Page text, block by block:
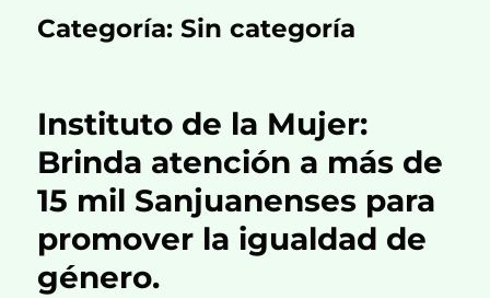
Categoría:Sin categoría
Instituto de la Mujer:
Brinda atención a más de
15 mil Sanjuanenses para
promover la igualdad de
género.